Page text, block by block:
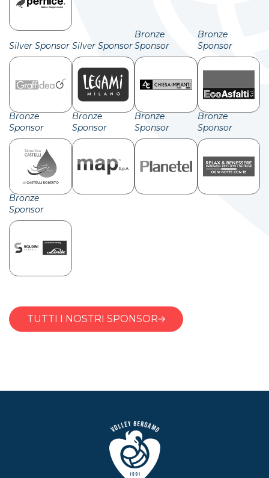
Silver Sponsor Silver Sponsor
Bronze
Sponsor
Bronze
Sponsor
Bronze
Sponsor
Bronze
Sponsor
Bronze
Sponsor
Bronze
Sponsor
Bronze
Sponsor
TUTTI I NOSTRI SPONSOR